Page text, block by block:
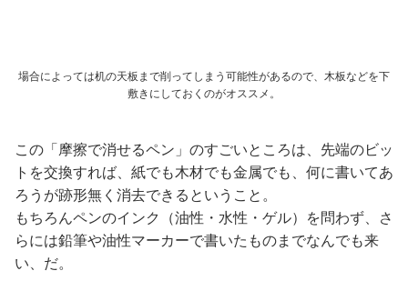
場合によっては机の天板まで削ってしまう可能性があるので、木板などを下
敷きにしておくのがオススメ。
この「摩擦で消せるペン」のすごいところは、先端のビッ
トを交換すれば、紙でも木材でも金属でも、何に書いてあ
ろうが跡形無く消去できるということ。
もちろんペンのインク（油性・水性・ゲル）を問わず、さ
らには鉛筆や油性マーカーで書いたものまでなんでも来
い、だ。